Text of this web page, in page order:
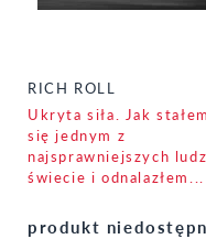
RICH ROLL
Ukryta siła. Jak stałem
się jednym z
najsprawniejszych
świecie i odnalazłem...
produkt